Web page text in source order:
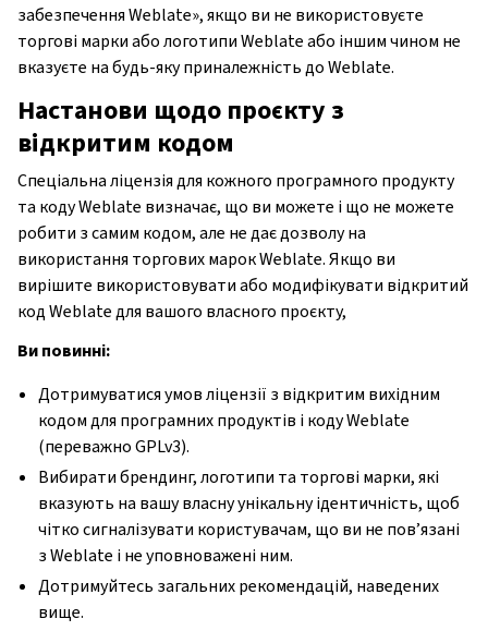
забезпечення Weblate», якщо ви не використовуєте
торгові марки або логотипи Weblate або іншим чином не
вказуєте на будь-яку приналежність до Weblate.
Настанови щодо проєкту з
відкритим кодом
Спеціальна ліцензія для кожного програмного продукту
та коду Weblate визначає, що ви можете і що не можете
робити з самим кодом, але не дає дозволу на
використання торгових марок Weblate. Якщо ви
вирішите використовувати або модифікувати відкритий
код Weblate для вашого власного проєкту,
Ви повинні:
Дотримуватися умов ліцензії з відкритим вихідним
кодом для програмних продуктів і коду Weblate
(переважно GPLv3).
Вибирати брендинг, логотипи та торгові марки, які
вказують на вашу власну унікальну ідентичність, щоб
чітко сигналізувати користувачам, що ви не пов’язані
з Weblate і не уповноважені ним.
Дотримуйтесь загальних рекомендацій, наведених
вище.